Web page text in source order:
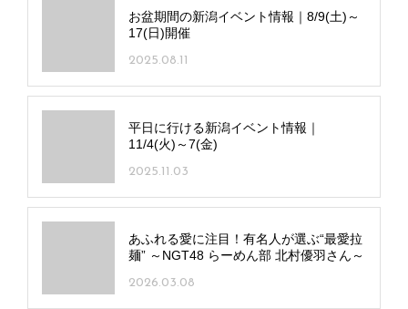
お盆期間の新潟イベント情報｜8/9(土)～
17(日)開催
2025.08.11
平日に行ける新潟イベント情報｜
11/4(火)～7(金)
2025.11.03
あふれる愛に注目！有名人が選ぶ“最愛拉
麺” ～NGT48 らーめん部 北村優羽さん～
2026.03.08